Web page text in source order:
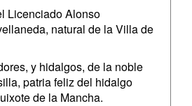
Licenciado Alonso
natural de la Villa de
y hidalgos, de la noble
patria feliz del hidalgo
de la Mancha.